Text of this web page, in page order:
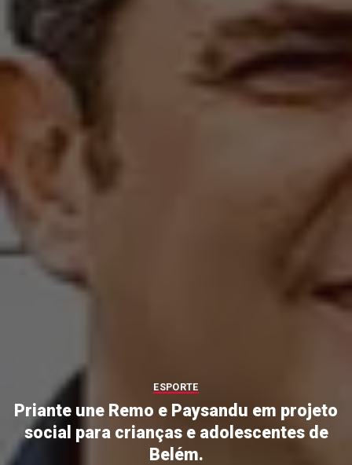
ESPORTE
Priante une Remo e Paysandu em projeto
social para crianças e adolescentes de
Belém.